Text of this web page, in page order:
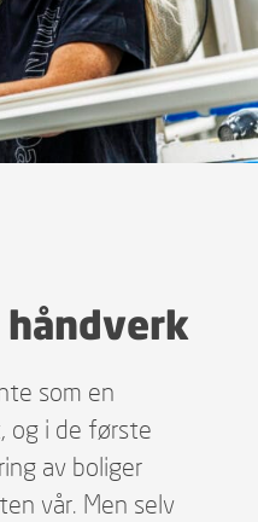
som en
og i de første
av boliger
vår. Men selv